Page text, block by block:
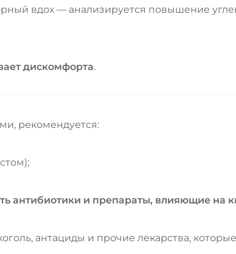
вдох — анализируется повышение
дискомфорта.
рекомендуется:
антибиотики и препараты, влияющие на
антациды и прочие лекарства,